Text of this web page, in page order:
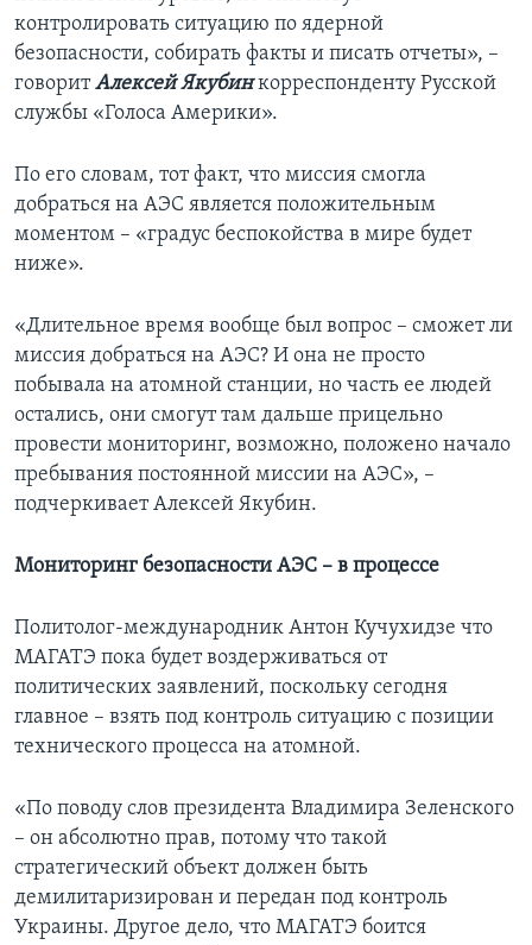
контролировать ситуацию по ядерной
безопасности, собирать факты и писать отчеты», –
говоритАлексей Якубинкорреспонденту Русской
службы «Голоса Америки».
По его словам, тот факт, что миссия смогла
добраться на АЭС является положительным
моментом – «градус беспокойства в мире будет
ниже».
«Длительное время вообще был вопрос – сможет ли
миссия добраться на АЭС? И она не просто
побывала на атомной станции, но часть ее людей
остались, они смогут там дальше прицельно
провести мониторинг, возможно, положено начало
пребывания постоянной миссии на АЭС», –
подчеркивает Алексей Якубин.
Мониторинг безопасности АЭС – в процессе
Политолог-международник Антон Кучухидзе что
МАГАТЭ пока будет воздерживаться от
политических заявлений, поскольку сегодня
главное – взять под контроль ситуацию с позиции
технического процесса на атомной.
«По поводу слов президента Владимира Зеленского
– он абсолютно прав, потому что такой
стратегический объект должен быть
демилитаризирован и передан под контроль
Украины. Другое дело, что МАГАТЭ боится